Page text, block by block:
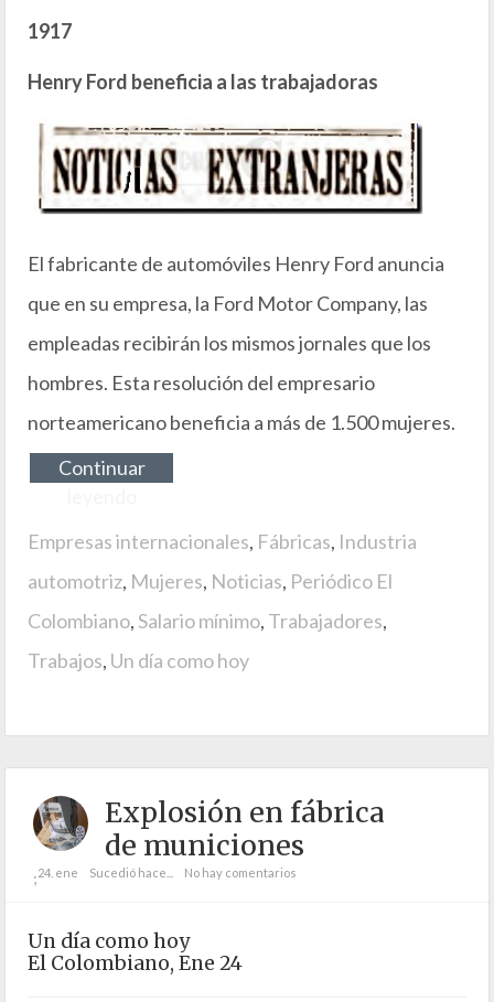
1917
Henry Ford beneficia a las trabajadoras
El fabricante de automóviles Henry Ford anuncia
que en su empresa, la Ford Motor Company, las
empleadas recibirán los mismos jornales que los
hombres. Esta resolución del empresario
norteamericano beneficia a más de 1.500 mujeres.
Continuar
Empresas internacionales, Fábricas, Industria
automotriz, Mujeres, Noticias, Periódico El
Colombiano,Salario mínimo, Trabajadores,
Trabajos, Un día como hoy
Explosión en fábrica
de municiones
;24. ene Sucedió hace... No hay comentarios
Un día como hoy
El Colombiano, Ene 24